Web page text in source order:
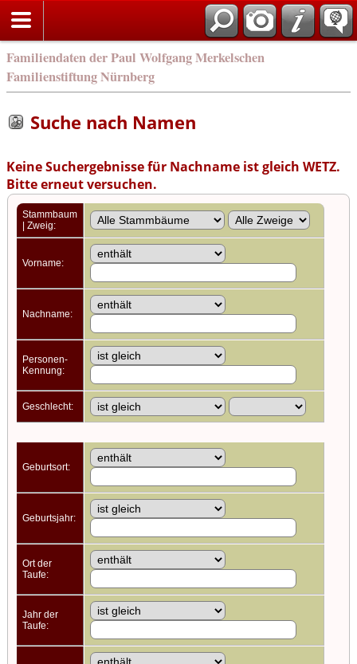
Familiendaten der Paul Wolfgang Merkelschen
Familienstiftung Nürnberg
Suche nach Namen
Keine Suchergebnisse für Nachname ist gleich WETZ.
Bitte erneut versuchen.
Stammbaum
| Zweig:
Vorname:
Nachname:
Personen-
Kennung:
Geschlecht:
Geburtsort:
Geburtsjahr:
Ort der
Taufe:
Jahr der
Taufe: